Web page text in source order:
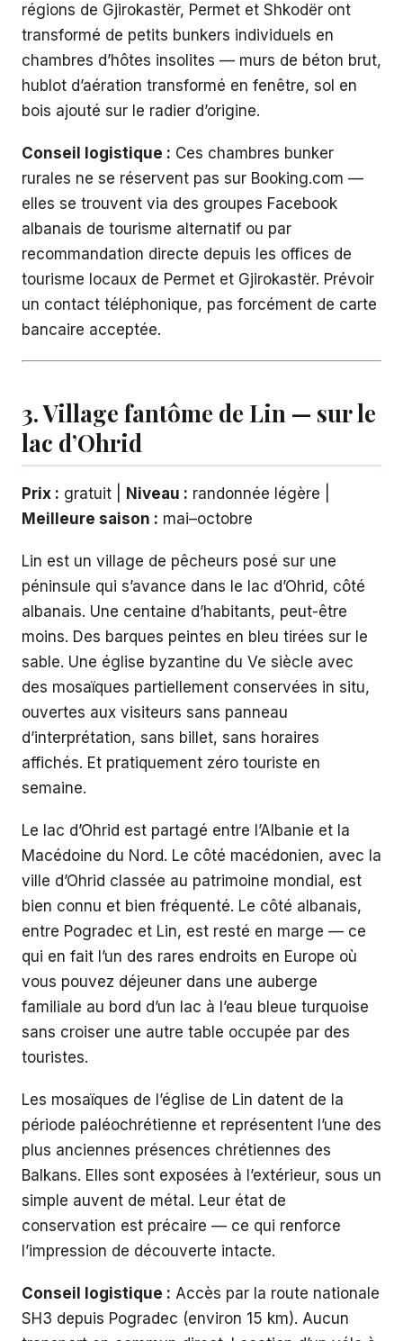
régions de Gjirokastër, Permet et Shkodër ont
transformé de petits bunkers individuels en
chambres d’hôtes insolites — murs de béton brut,
hublot d’aération transformé en fenêtre, sol en
bois ajouté sur le radier d’origine.
Conseil logistique : Ces chambres bunker
rurales ne se réservent pas sur Booking.com —
elles se trouvent via des groupes Facebook
albanais de tourisme alternatif ou par
recommandation directe depuis les offices de
tourisme locaux de Permet et Gjirokastër. Prévoir
un contact téléphonique, pas forcément de carte
bancaire acceptée.
3. Village fantôme de Lin — sur le
lac d’Ohrid
Prix : gratuit | Niveau : randonnée légère |
Meilleure saison : mai–octobre
Lin est un village de pêcheurs posé sur une
péninsule qui s’avance dans le lac d’Ohrid, côté
albanais. Une centaine d’habitants, peut-être
moins. Des barques peintes en bleu tirées sur le
sable. Une église byzantine du Ve siècle avec
des mosaïques partiellement conservées in situ,
ouvertes aux visiteurs sans panneau
d’interprétation, sans billet, sans horaires
affichés. Et pratiquement zéro touriste en
semaine.
Le lac d’Ohrid est partagé entre l’Albanie et la
Macédoine du Nord. Le côté macédonien, avec la
ville d’Ohrid classée au patrimoine mondial, est
bien connu et bien fréquenté. Le côté albanais,
entre Pogradec et Lin, est resté en marge — ce
qui en fait l’un des rares endroits en Europe où
vous pouvez déjeuner dans une auberge
familiale au bord d’un lac à l’eau bleue turquoise
sans croiser une autre table occupée par des
touristes.
Les mosaïques de l’église de Lin datent de la
période paléochrétienne et représentent l’une des
plus anciennes présences chrétiennes des
Balkans. Elles sont exposées à l’extérieur, sous un
simple auvent de métal. Leur état de
conservation est précaire — ce qui renforce
l’impression de découverte intacte.
Conseil logistique : Accès par la route nationale
SH3 depuis Pogradec (environ 15 km). Aucun